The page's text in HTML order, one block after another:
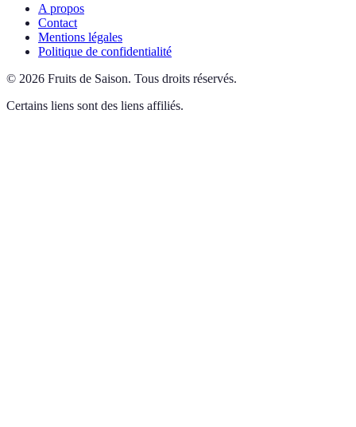
A propos
Contact
Mentions légales
Politique de confidentialité
© 2026 Fruits de Saison. Tous droits réservés.
Certains liens sont des liens affiliés.